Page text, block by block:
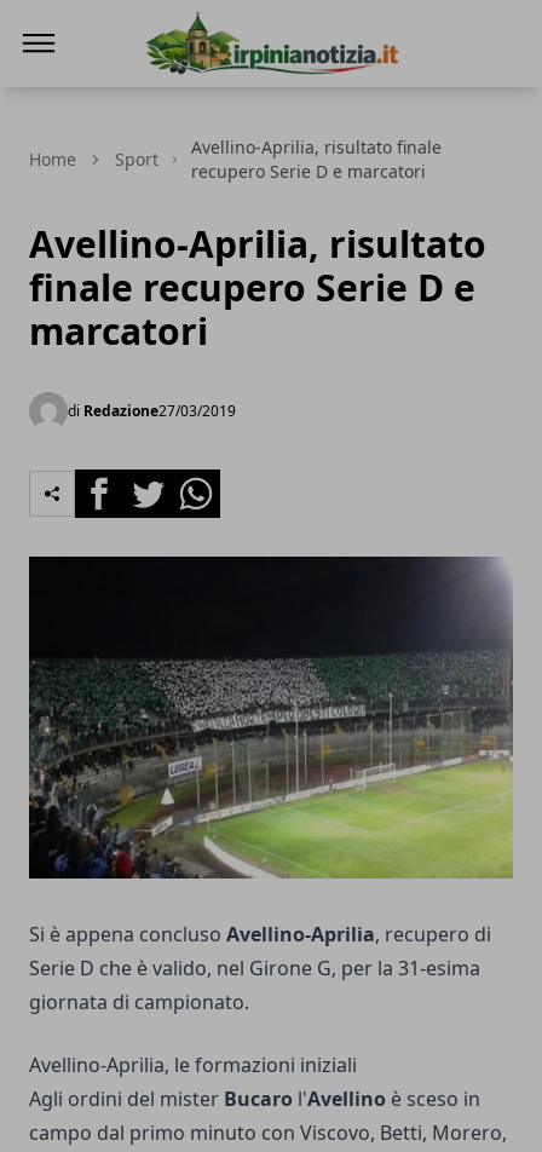
Home Sport
Avellino-Aprilia, risultato finale
recupero Serie D e marcatori
Avellino-Aprilia, risultato
finale recupero Serie D e
marcatori
di Redazione27/03/2019
FacebookTwitterWhatsapp
Si è appena concluso Avellino-Aprilia, recupero di
Serie D che è valido, nel Girone G, per la 31-esima
giornata di campionato.
Avellino-Aprilia, le formazioni iniziali
Agli ordini del mister Bucaro l'Avellino è sceso in
campo dal primo minuto con Viscovo, Betti, Morero,